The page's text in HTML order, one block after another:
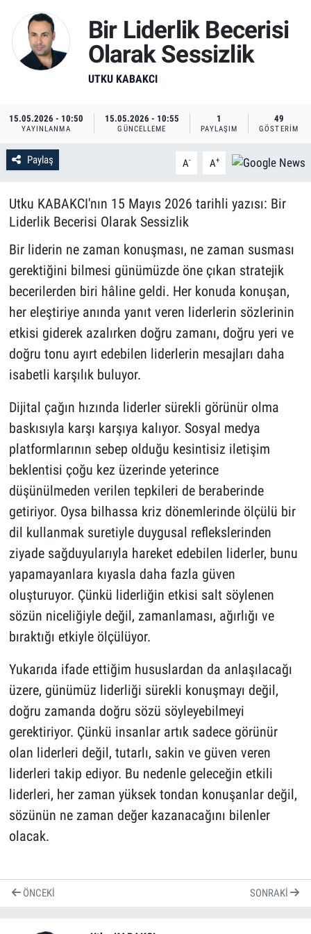
Bir Liderlik Becerisi
Olarak Sessizlik
UTKU KABAKCI
15.05.2026 - 10:50
YAYINLANMA
15.05.2026 - 10:55
GÜNCELLEME
1
PAYLAŞIM
49
GÖSTERIM
Paylaş A- A+
Utku KABAKCI'nın 15 Mayıs 2026 tarihli yazısı: Bir
Liderlik Becerisi Olarak Sessizlik
Bir liderin ne zaman konuşması, ne zaman susması
gerektiğini bilmesi günümüzde öne çıkan stratejik
becerilerden biri hâline geldi. Her konuda konuşan,
her eleştiriye anında yanıt veren liderlerin sözlerinin
etkisi giderek azalırken doğru zamanı, doğru yeri ve
doğru tonu ayırt edebilen liderlerin mesajları daha
isabetli karşılık buluyor.
Dijital çağın hızında liderler sürekli görünür olma
baskısıyla karşı karşıya kalıyor. Sosyal medya
platformlarının sebep olduğu kesintisiz iletişim
beklentisi çoğu kez üzerinde yeterince
düşünülmeden verilen tepkileri de beraberinde
getiriyor. Oysa bilhassa kriz dönemlerinde ölçülü bir
dil kullanmak suretiyle duygusal reflekslerinden
ziyade sağduyularıyla hareket edebilen liderler, bunu
yapamayanlara kıyasla daha fazla güven
oluşturuyor. Çünkü liderliğin etkisi salt söylenen
sözün niceliğiyle değil, zamanlaması, ağırlığı ve
bıraktığı etkiyle ölçülüyor.
Yukarıda ifade ettiğim hususlardan da anlaşılacağı
üzere, günümüz liderliği sürekli konuşmayı değil,
doğru zamanda doğru sözü söyleyebilmeyi
gerektiriyor. Çünkü insanlar artık sadece görünür
olan liderleri değil, tutarlı, sakin ve güven veren
liderleri takip ediyor. Bu nedenle geleceğin etkili
liderleri, her zaman yüksek tondan konuşanlar değil,
sözünün ne zaman değer kazanacağını bilenler
olacak.
ÖNCEKI SONRAKI